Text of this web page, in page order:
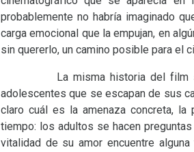
probablemente no habría imaginado
carga emocional que la empujan, en
sin quererlo, un camino posible para el
La misma historia del film se
adolescentes que se escapan de sus
claro cuál es la amenaza concreta,
tiempo: los adultos se hacen
vitalidad de su amor encuentre